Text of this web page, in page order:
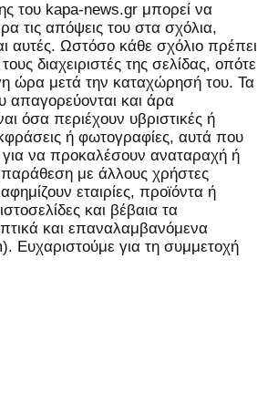
του kapa-news.gr μπορεί να
τις απόψεις του στα σχόλια,
αυτές. Ωστόσο κάθε σχόλιο πρέπει
διαχειριστές της σελίδας, οπότε
ώρα μετά την καταχώρησή του. Τα
απαγορεύονται και άρα
όσα περιέχουν υβριστικές ή
ή φωτογραφίες, αυτά που
να προκαλέσουν αναταραχή ή
με άλλους χρήστες
εταιρίες, προϊόντα ή
και βέβαια τα
και επαναλαμβανόμενα
Ευχαριστούμε για τη συμμετοχή